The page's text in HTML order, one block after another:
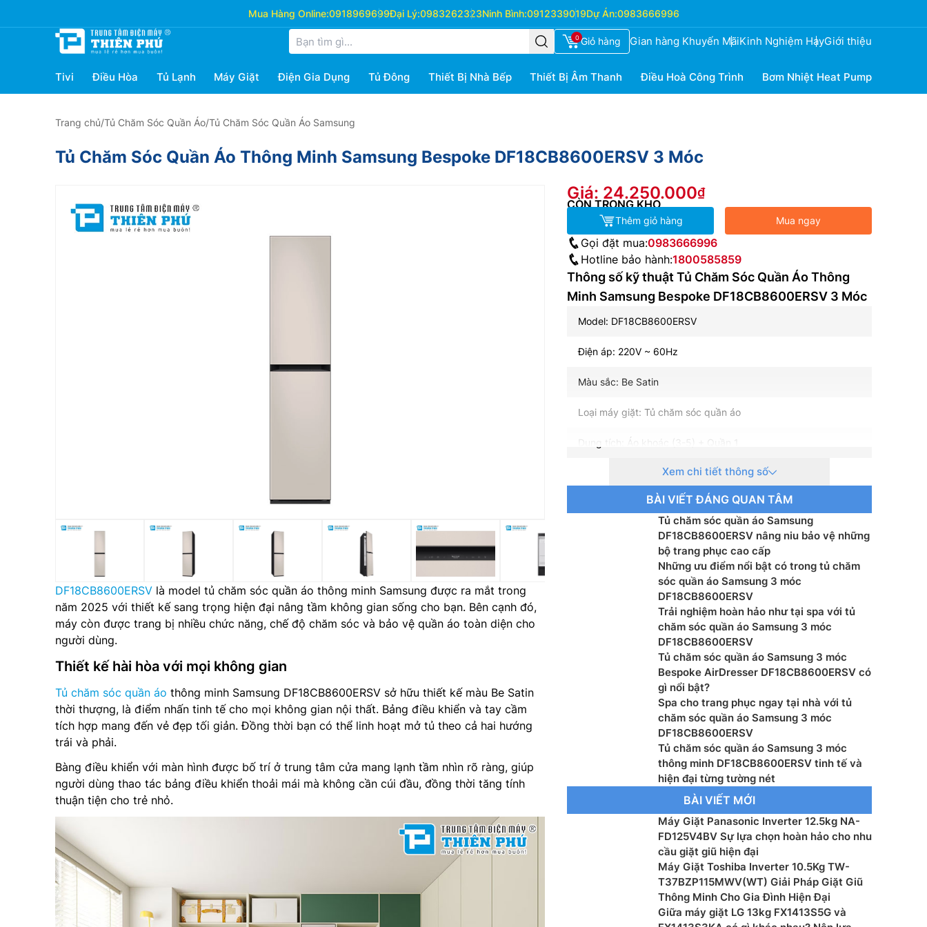
Mua Hàng Online:0918969699Đại Lý:0983262323Ninh Bình:0912339019Dự Án:0983666996
0 Giỏ hàng Gian hàng Khuyến MãiKinh Nghiệm HayGiới thiệu
Tivi Điều Hòa Tủ Lạnh Máy Giặt Điện Gia Dụng Tủ Đông Thiết Bị Nhà Bếp Thiết Bị Âm Thanh Điều Hoà Công Trình Bơm Nhiệt Heat Pump
Trang chủ/Tủ Chăm Sóc Quần Áo/Tủ Chăm Sóc Quần Áo Samsung
Tủ Chăm Sóc Quần Áo Thông Minh Samsung Bespoke DF18CB8600ERSV 3 Móc
DF18CB8600ERSV là model tủ chăm sóc quần áo thông minh Samsung được ra mắt trong
năm 2025 với thiết kế sang trọng hiện đại nâng tầm không gian sống cho bạn. Bên cạnh đó,
máy còn được trang bị nhiều chức năng, chế độ chăm sóc và bảo vệ quần áo toàn diện cho
người dùng.
Thiết kế hài hòa với mọi không gian
Tủ chăm sóc quần áo thông minh Samsung DF18CB8600ERSV sở hữu thiết kế màu Be Satin
thời thượng, là điểm nhấn tinh tế cho mọi không gian nội thất. Bảng điều khiển và tay cầm
tích hợp mang đến vẻ đẹp tối giản. Đồng thời bạn có thể linh hoạt mở tủ theo cả hai hướng
trái và phải.
Bàng điều khiển với màn hình được bố trí ở trung tâm cửa mang lạnh tầm nhìn rõ ràng, giúp
người dùng thao tác bảng điều khiển thoải mái mà không cần cúi đầu, đồng thời tăng tính
thuận tiện cho trẻ nhỏ.
Giá: 24.250.000
CÒN TRONG KHO
Thêm giỏ hàng Mua ngay
Gọi đặt mua:0983666996
Hotline bảo hành:1800585859
Thông số kỹ thuật Tủ Chăm Sóc Quần Áo Thông
Minh Samsung Bespoke DF18CB8600ERSV 3 Móc
Model: DF18CB8600ERSV
Điện áp: 220V ~ 60Hz
Màu sắc: Be Satin
Loại máy giặt: Tủ chăm sóc quần áo
Dung tích: Áo khoác (3-5) + Quần 1
Công suất tiêu thụ: – W
Kiểu động cơ: Digital Inverter
Bảng điều khiển: Tùy chọn tiếng Anh hoặc tiếng Việt, màn hình
Hút ẩm: AI Dry, Quick, Swimsuit, Outdoor, Fitness Wear,
Blouse, Denim, Down Jacket, Time Dry(1/2/3hr), Room
Khay hứng nước: 1
SmartThings (Wi-Fi): Có
Kích thước (RxCxS): 445 x 1960 x 595 mm
Khối lượng máy: 83 kg
Hãng sản xuất: Samsung
Xuất xứ: Hàn Quốc
Năm ra mắt: 2025
Xem chi tiết thông số
BÀI VIẾT ĐÁNG QUAN TÂM
Tủ chăm sóc quần áo Samsung
DF18CB8600ERSV nâng niu bảo vệ những
bộ trang phục cao cấp
Những ưu điểm nổi bật có trong tủ chăm
sóc quần áo Samsung 3 móc
DF18CB8600ERSV
Trải nghiệm hoàn hảo như tại spa với tủ
chăm sóc quần áo Samsung 3 móc
DF18CB8600ERSV
Tủ chăm sóc quần áo Samsung 3 móc
Bespoke AirDresser DF18CB8600ERSV có
gì nổi bật?
Spa cho trang phục ngay tại nhà với tủ
chăm sóc quần áo Samsung 3 móc
DF18CB8600ERSV
Tủ chăm sóc quần áo Samsung 3 móc
thông minh DF18CB8600ERSV tinh tế và
hiện đại từng tường nét
BÀI VIẾT MỚI
Máy Giặt Panasonic Inverter 12.5kg NA-
FD125V4BV Sự lựa chọn hoàn hảo cho nhu
cầu giặt giũ hiện đại
Máy Giặt Toshiba Inverter 10.5Kg TW-
T37BZP115MWV(WT) Giải Pháp Giặt Giũ
Thông Minh Cho Gia Đình Hiện Đại
Giữa máy giặt LG 13kg FX1413S5G và